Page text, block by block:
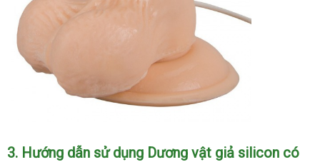
3facebook
. Hướng dẫn sử dụng Dương vật giả silicon có